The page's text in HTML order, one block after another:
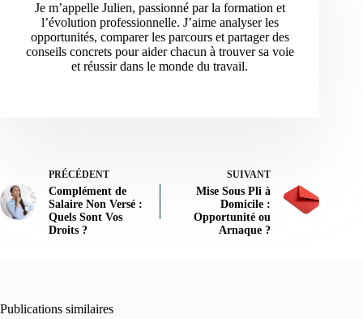
Je m’appelle Julien, passionné par la formation et
l’évolution professionnelle. J’aime analyser les
opportunités, comparer les parcours et partager des
conseils concrets pour aider chacun à trouver sa voie
et réussir dans le monde du travail.
PRÉCÉDENT
Complément de
Salaire Non Versé :
Quels Sont Vos
Droits ?
SUIVANT
Mise Sous Pli à
Domicile :
Opportunité ou
Arnaque ?
Publications similaires